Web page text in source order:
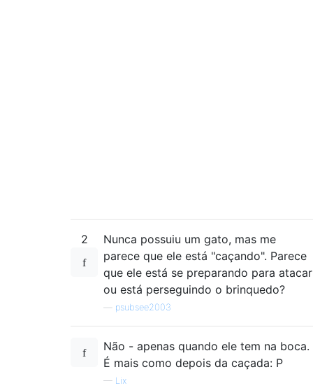
2
Nunca possuiu um gato, mas me
parece que ele está "caçando". Parece
que ele está se preparando para atacar
ou está perseguindo o brinquedo?
psubsee2003
Não - apenas quando ele tem na boca.
É mais como depois da caçada: P
— Lix